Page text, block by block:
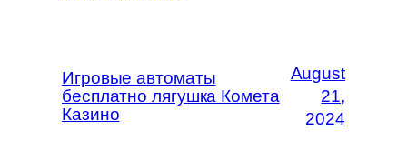
Игровые автоматы
бесплатно лягушка Комета
Казино
August
21,
2024